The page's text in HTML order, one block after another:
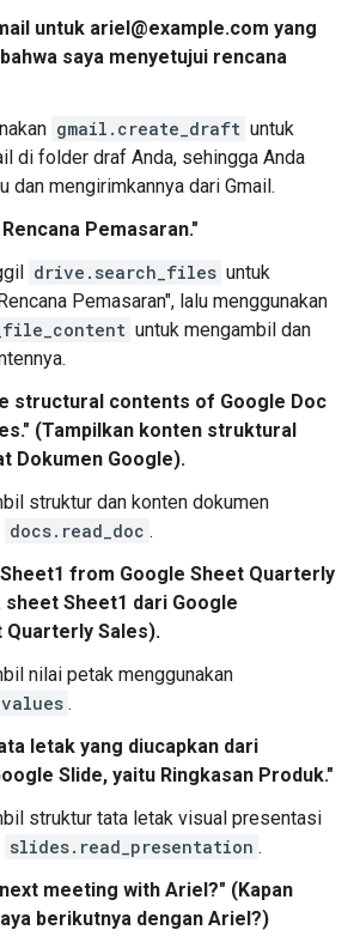
untuk ariel@example.com yang
saya menyetujui rencana
gmail.create_draft untuk
di folder draf Anda, sehingga Anda
dan mengirimkannya dari Gmail.
Pemasaran."
drive.search_files untuk
Pemasaran", lalu menggunakan
untuk mengambil dan
structural contents of Google Doc
(Tampilkan konten struktural
Dokumen Google).
struktur dan konten dokumen
docs.read_doc .
from Google Sheet Quarterly
sheet Sheet1 dari Google
Quarterly Sales).
nilai petak menggunakan
.
letak yang diucapkan dari
Slide, yaitu Ringkasan Produk."
struktur tata letak visual presentasi
slides.read_presentation .
meeting with Ariel?" (Kapan
berikutnya dengan Ariel?)